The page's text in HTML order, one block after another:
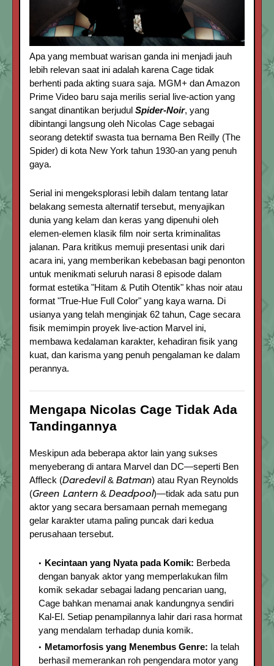
Apa yang membuat warisan ganda ini menjadi jauh
lebih relevan saat ini adalah karena Cage tidak
berhenti pada akting suara saja. MGM+ dan Amazon
Prime Video baru saja merilis serial live-action yang
sangat dinantikan berjudul Spider-Noir, yang
dibintangi langsung oleh Nicolas Cage sebagai
seorang detektif swasta tua bernama Ben Reilly (The
Spider) di kota New York tahun 1930-an yang penuh
gaya.
Serial ini mengeksplorasi lebih dalam tentang latar
belakang semesta alternatif tersebut, menyajikan
dunia yang kelam dan keras yang dipenuhi oleh
elemen-elemen klasik film noir serta kriminalitas
jalanan. Para kritikus memuji presentasi unik dari
acara ini, yang memberikan kebebasan bagi penonton
untuk menikmati seluruh narasi 8 episode dalam
format estetika "Hitam & Putih Otentik" khas noir atau
format "True-Hue Full Color" yang kaya warna. Di
usianya yang telah menginjak 62 tahun, Cage secara
fisik memimpin proyek live-action Marvel ini,
membawa kedalaman karakter, kehadiran fisik yang
kuat, dan karisma yang penuh pengalaman ke dalam
perannya.
Mengapa Nicolas Cage Tidak Ada
Tandingannya
Meskipun ada beberapa aktor lain yang sukses
menyeberang di antara Marvel dan DC—seperti Ben
Affleck (Daredevil& Batman) atau Ryan Reynolds
(Green Lantern & Deadpool)—tidak ada satu pun
aktor yang secara bersamaan pernah memegang
gelar karakter utama paling puncak dari kedua
perusahaan tersebut.
Kecintaan yang Nyata pada Komik: Berbeda
dengan banyak aktor yang memperlakukan film
komik sekadar sebagai ladang pencarian uang,
Cage bahkan menamai anak kandungnya sendiri
Kal-El. Setiap penampilannya lahir dari rasa hormat
yang mendalam terhadap dunia komik.
Metamorfosis yang Menembus Genre: Ia telah
berhasil memerankan roh pengendara motor yang